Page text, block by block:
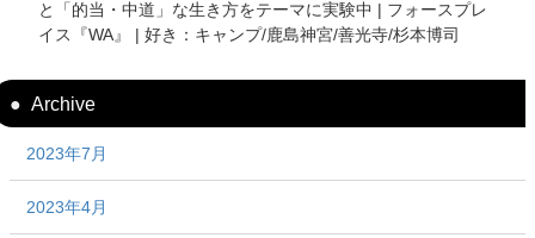
と「的当・中道」な生き方をテーマに実験中 | フォースプレ
イス『WA』 | 好き：キャンプ/鹿島神宮/善光寺/杉本博司
Archive
2023年7月
2023年4月